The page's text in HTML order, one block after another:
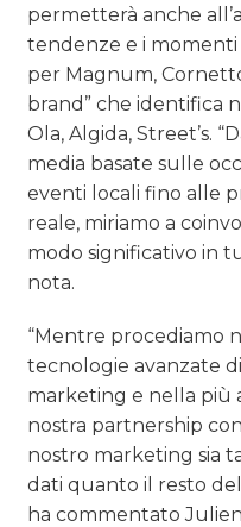
permetterà anche
tendenze e i
per Magnum,
brand” che identifica
Ola, Algida, Street’s.
media basate sulle
eventi locali fino alle
reale, miriamo a
modo significativo in
nota.
“Mentre procediamo
tecnologie avanzate di
marketing e nella più
nostra partnership
nostro marketing sia
dati quanto il resto
ha commentato